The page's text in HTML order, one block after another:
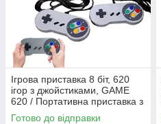
Ігрова приставка 8 біт, 620
ігор з джойстиками, GAME
620 / Портативна приставка з
джойстиками
Готово до відправки